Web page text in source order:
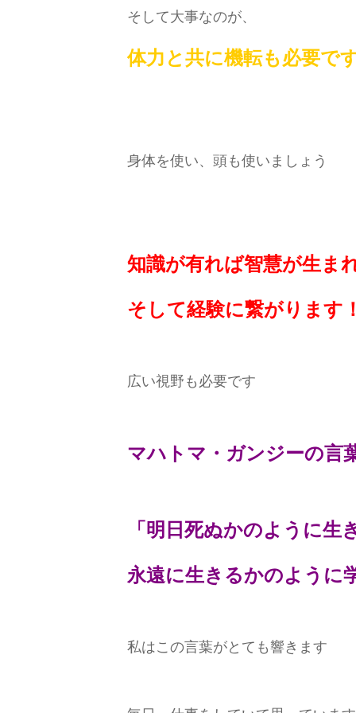
そして大事なのが、
体力と共に機転も必要で
身体を使い、頭も使いましょう
知識が有れば智慧が生ま
そして経験に繋がります！
広い視野も必要です
マハトマ・ガンジーの言
「明日死ぬかのように生
永遠に生きるかのように
私はこの言葉がとても響きます